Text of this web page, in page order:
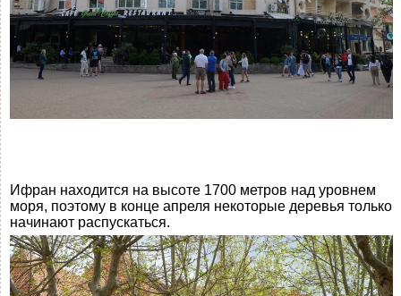
Ифран находится на высоте 1700 метров над уровнем
моря, поэтому в конце апреля некоторые деревья только
начинают распускаться.